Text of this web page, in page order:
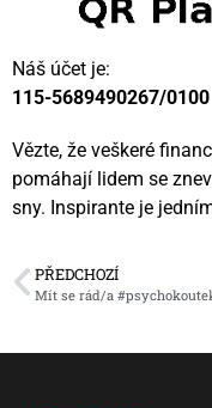
Náš účet je:
115-5689490267/0100
Vězte, že veškeré
pomáhají lidem se
sny. Inspirante je
PŘEDCHOZÍ
Mít se rád/a